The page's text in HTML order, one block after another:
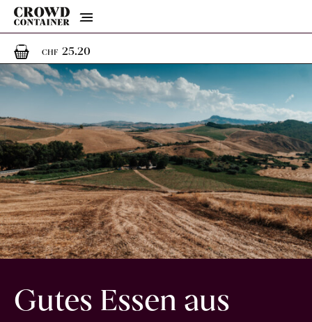
Menu
CHF 25.201 Artikel im Warenkorb
Gutes Essen aus